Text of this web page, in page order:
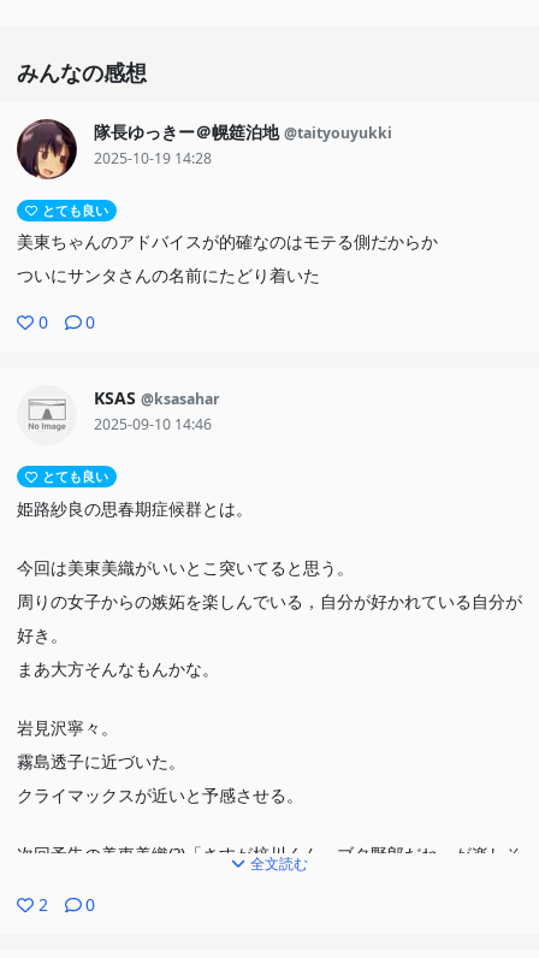
みんなの感想
隊長ゆっきー＠幌筵泊地 @taityouyukki
2025-10-19 14:28
とても良い
美東ちゃんのアドバイスが的確なのはモテる側だからか
ついにサンタさんの名前にたどり着いた
0 0
KSAS @ksasahar
2025-09-10 14:46
とても良い
姫路紗良の思春期症候群とは。
今回は美東美織がいいとこ突いてると思う。
周りの女子からの嫉妬を楽しんでいる，自分が好かれている自分が
好き。
まあ大方そんなもんかな。
岩見沢寧々。
霧島透子に近づいた。
クライマックスが近いと予感させる。
次回予告の美東美織(?)「さすが梓川くん，ブタ野郎だね」が楽しそ
全文読む
2 0